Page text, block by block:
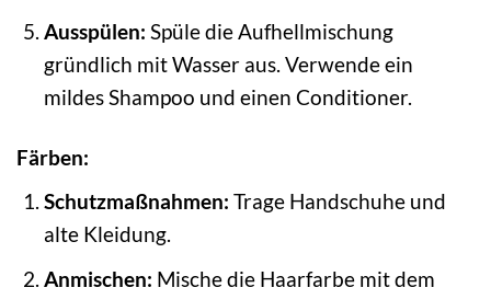
Ausspülen: Spüle die Aufhellmischung
gründlich mit Wasser aus. Verwende ein
mildes Shampoo und einen Conditioner.
Färben:
Schutzmaßnahmen: Trage Handschuhe und
alte Kleidung.
Anmischen: Mische die Haarfarbe mit dem